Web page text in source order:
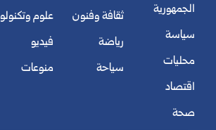
الجمهورية
سياسة
محليات
اقتصاد
صحة
ثقافة وفنون
رياضة
سياحة
علوم
فيديو
منوعات